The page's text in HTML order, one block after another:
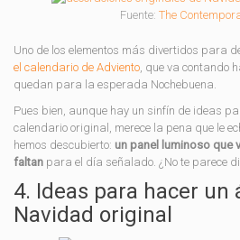
Fuente: The
Uno de los elementos más divertidos para
el calendario de Adviento, que va contando
quedan para la esperada Nochebuena.
Pues bien, aunque hay un sinfín de ideas
calendario original, merece la pena que le
hemos descubierto: un panel luminoso que
faltan para el día señalado. ¿No te parece
4. Ideas para hacer un
Navidad original